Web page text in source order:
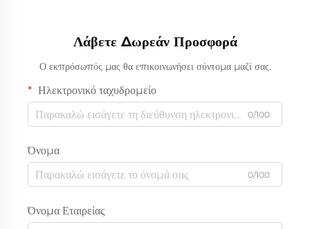
Λογότυπο Προσωποποίηση
Ψευδαργύρου
Λάβετε Δωρεάν Προσφορά
Ο εκπρόσωπός μας θα επικοινωνήσει σύντομα μαζί σας.
Ηλεκτρονικό ταχυδρομείο
0/100
Όνομα
0/100
Όνομα Εταιρείας